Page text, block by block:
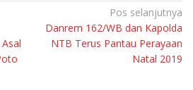
Pos selanjutnya
Danrem 162/WB dan Kapolda
NTB Terus Pantau Perayaan
Natal 2019